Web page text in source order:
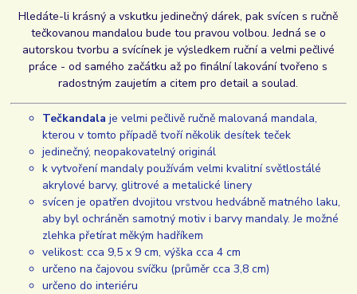
Hledáte-li krásný a vskutku jedinečný dárek, pak svícen s ručně
tečkovanou mandalou bude tou pravou volbou. Jedná se o
autorskou tvorbu a svícínek je výsledkem ruční a velmi pečlivé
práce - od samého začátku až po finální lakování tvořeno s
radostným zaujetím a citem pro detail a soulad.
Tečkandala je velmi pečlivě ručně malovaná mandala,
kterou v tomto případě tvoří několik desítek teček
jedinečný, neopakovatelný originál
k vytvoření mandaly používám velmi kvalitní světlostálé
akrylové barvy, glitrové a metalické linery
svícen je opatřen dvojitou vrstvou hedvábně matného laku,
aby byl ochráněn samotný motiv i barvy mandaly. Je možné
zlehka přetírat měkým hadříkem
velikost: cca 9,5 x 9 cm, výška cca 4 cm
určeno na čajovou svíčku (průměr cca 3,8 cm)
určeno do interiéru